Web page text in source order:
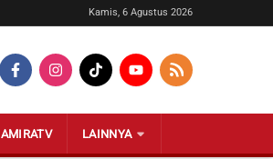
Kamis, 6 Agustus 2026
AMIRATV LAINNYA